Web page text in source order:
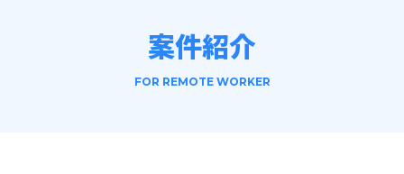
案件紹介
FOR REMOTE WORKER